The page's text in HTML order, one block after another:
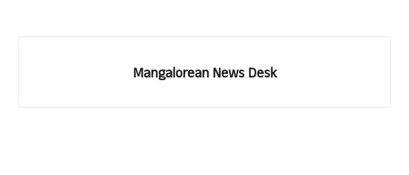
Mangalorean News Desk